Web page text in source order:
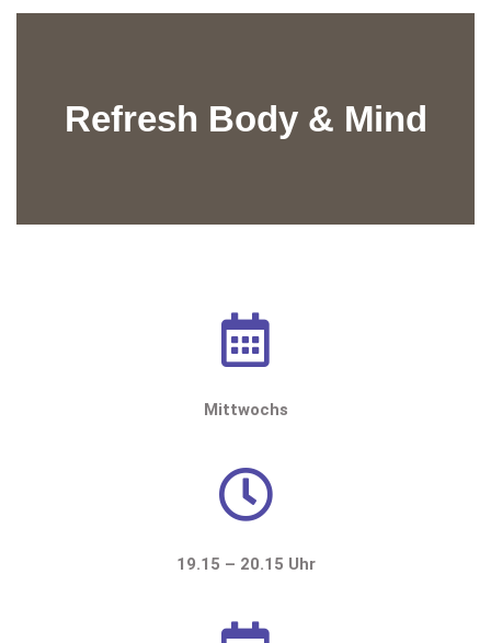
Refresh Body & Mind
Mittwochs
19.15 – 20.15 Uhr